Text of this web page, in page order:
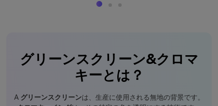
グリーンスクリーン&クロマ
キーとは？
A グリーンスクリーンは、生産に使用される無地の背景です。